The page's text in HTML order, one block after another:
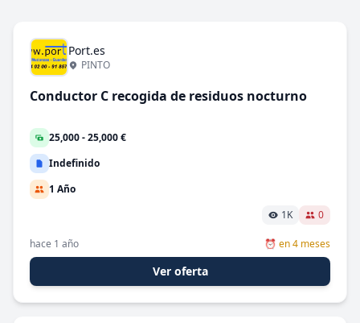
🔍 Buscar
Modalidad de trabajo
100% Remoto
Tipo de contrato
A convenir
Cobertura de Vacaciones
Formación
Freelance - Autónomo
Port.es
PINTO
Conductor C recogida de residuos nocturno
25,000 - 25,000 €
Indefinido
1 Año
1K
0
hace 1 año ⏰ en 4 meses
Ver oferta